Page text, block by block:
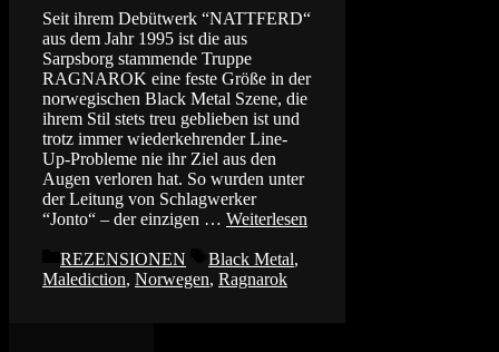
Seit ihrem Debütwerk “NATTFERD“
aus dem Jahr 1995 ist die aus
Sarpsborg stammende Truppe
RAGNAROK eine feste Größe in der
norwegischen Black Metal Szene, die
ihrem Stil stets treu geblieben ist und
trotz immer wiederkehrender Line-
Up-Probleme nie ihr Ziel aus den
Augen verloren hat. So wurden unter
der Leitung von Schlagwerker
“Jonto“ – der einzigen … Weiterlesen
Kategorien
REZENSIONEN Schlagwörter
Black Metal,
Malediction, Norwegen, Ragnarok